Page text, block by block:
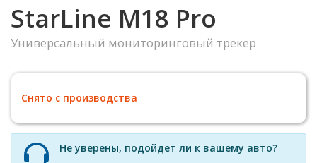
StarLine M18 Pro
Универсальный мониторинговый трекер
Снято с производства
Не уверены, подойдет ли к вашему авто?